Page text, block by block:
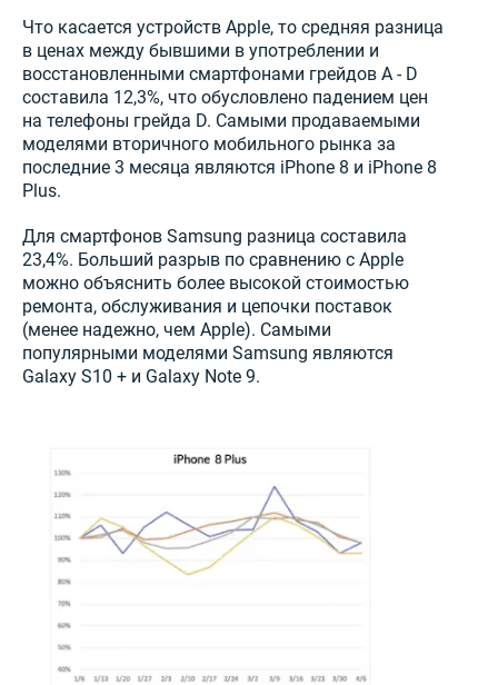
Что касается устройств Apple, то средняя разница
в ценах между бывшими в употреблении и
восстановленными смартфонами грейдов A - D
составила 12,3%, что обусловлено падением цен
на телефоны грейда D. Самыми продаваемыми
моделями вторичного мобильного рынка за
последние 3 месяца являются iPhone 8 и iPhone 8
Plus.
Для смартфонов Samsung разница составила
23,4%. Больший разрыв по сравнению с Apple
можно объяснить более высокой стоимостью
ремонта, обслуживания и цепочки поставок
(менее надежно, чем Apple). Самыми
популярными моделями Samsung являются
Galaxy S10 + и Galaxy Note 9.